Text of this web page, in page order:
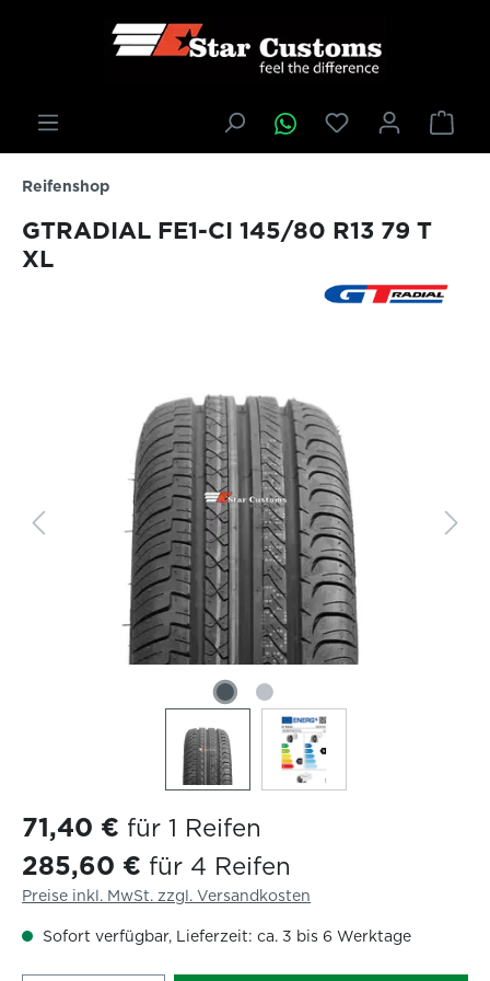
springen
Reifenshop
GTRADIAL FE1-CI 145/80 R13 79 T
XL
71,40 € für 1 Reifen
285,60 € für 4 Reifen
Preise inkl. MwSt. zzgl. Versandkosten
Sofort verfügbar, Lieferzeit: ca. 3 bis 6 Werktage